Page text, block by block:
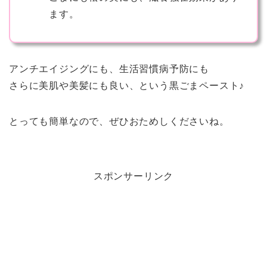
ます。
アンチエイジングにも、生活習慣病予防にも
さらに美肌や美髪にも良い、という黒ごまペースト♪
とっても簡単なので、ぜひおためしくださいね。
スポンサーリンク